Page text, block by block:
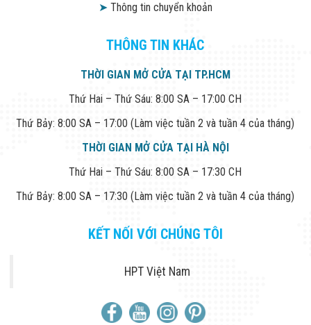
➤Thông tin chuyển khoản
THÔNG TIN KHÁC
THỜI GIAN MỞ CỬA TẠI TP.HCM
Thứ Hai – Thứ Sáu: 8:00 SA – 17:00 CH
Thứ Bảy: 8:00 SA – 17:00 (Làm việc tuần 2 và tuần 4 của tháng)
THỜI GIAN MỞ CỬA TẠI HÀ NỘI
Thứ Hai – Thứ Sáu: 8:00 SA – 17:30 CH
Thứ Bảy: 8:00 SA – 17:30 (Làm việc tuần 2 và tuần 4 của tháng)
KẾT NỐI VỚI CHÚNG TÔI
HPT Việt Nam